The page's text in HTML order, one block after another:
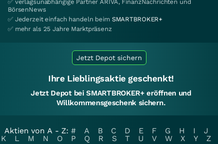
✅ verlagsunabhängige Partner ARIVA, FinanzNachrichten und
BörsenNews
✅ Jederzeit einfach handeln beim SMARTBROKER+
✅ mehr als 25 Jahre Marktpräsenz
Jetzt Depot sichern
Ihre Lieblingsaktie geschenkt!
Jetzt Depot bei SMARTBROKER+ eröffnen und
Willkommensgeschenk sichern.
Aktien von A - Z: # A B C D E F G H I
J
K
L M N O P Q R S T U V W X Y
Z